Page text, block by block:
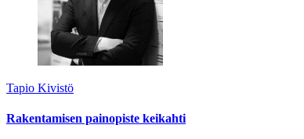
Tapio Kivistö
Rakentamisen painopiste keikahti